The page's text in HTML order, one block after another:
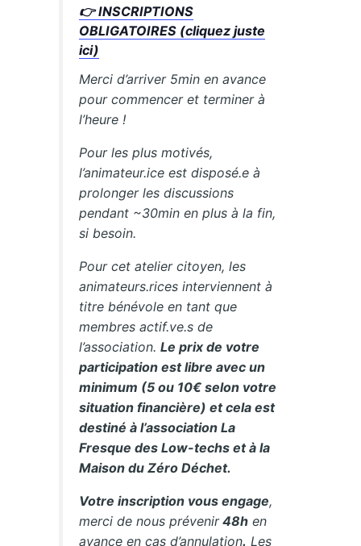
👉INSCRIPTIONS
OBLIGATOIRES (cliquez juste
ici)
Merci d’arriver 5min en avance
pour commencer et terminer à
l’heure !
Pour les plus motivés,
l’animateur.ice est disposé.e à
prolonger les discussions
pendant ~30min en plus à la fin,
si besoin.
Pour cet atelier citoyen, les
animateurs.rices interviennent à
titre bénévole en tant que
membres actif.ve.s de
l’association.Le prix de votre
participation est libre avec un
minimum (5 ou 10€ selon votre
situation financière) et cela est
destiné à l’association La
Fresque des Low-techs et à la
Maison du Zéro Déchet.
Votre inscription vous engage,
merci de nous prévenir48h en
avance en cas d’annulation. Les